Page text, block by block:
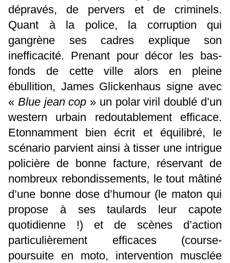
dépravés, de pervers et de criminels.
Quant à la police, la corruption qui
gangrène ses cadres explique son
inefficacité. Prenant pour décor les bas-
fonds de cette ville alors en pleine
ébullition, James Glickenhaus signe avec
« Blue jean cop » un polar viril doublé d’un
western urbain redoutablement efficace.
Etonnamment bien écrit et équilibré, le
scénario parvient ainsi à tisser une intrigue
policière de bonne facture, réservant de
nombreux rebondissements, le tout mâtiné
d’une bonne dose d’humour (le maton qui
propose à ses taulards leur capote
quotidienne !) et de scènes d’action
particulièrement efficaces (course-
poursuite en moto, intervention musclée